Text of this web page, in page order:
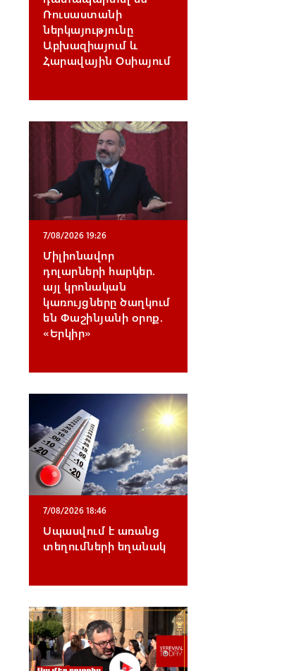
Ռուսաստանի
ներկայությունը
Աբխազիայում և
Հարավային Օսիայում
7/08/2026 19:26
Միլիոնավոր
դոլարների հարկեր.
այլ կրոնական
կառույցները ծաղկում
են Փաշինյանի օրոք.
«Երկիր»
7/08/2026 18:46
Սպասվում է առանց
տեղումների եղանակ